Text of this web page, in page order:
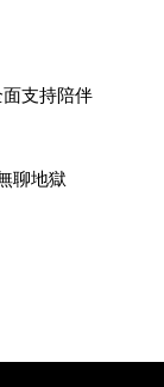
支持陪伴
聊地獄